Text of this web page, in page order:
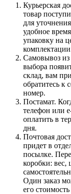
Курьерская
товар
для
удобное
упаковку на
Самовывоз из
выбора
склад, вам
обратитесь к
номер.
Постамат.
телефон или
оплатить в
дня.
Почтовая
придет в
посылке.
коробки: вес,
Один заказ
его